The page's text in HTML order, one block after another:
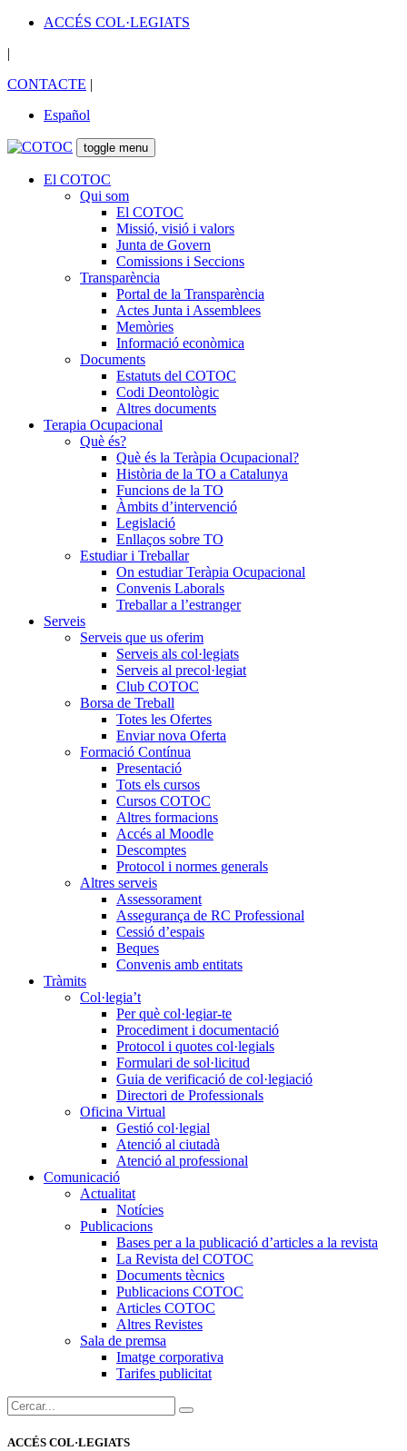
ACCÉS COL·LEGIATS
|
CONTACTE |
Español
toggle menu
El COTOC
Qui som
El COTOC
Missió, visió i valors
Junta de Govern
Comissions i Seccions
Transparència
Portal de la Transparència
Actes Junta i Assemblees
Memòries
Informació econòmica
Documents
Estatuts del COTOC
Codi Deontològic
Altres documents
Terapia Ocupacional
Què és?
Què és la Teràpia Ocupacional?
Història de la TO a Catalunya
Funcions de la TO
Àmbits d’intervenció
Legislació
Enllaços sobre TO
Estudiar i Treballar
On estudiar Teràpia Ocupacional
Convenis Laborals
Treballar a l’estranger
Serveis
Serveis que us oferim
Serveis als col·legiats
Serveis al precol·legiat
Club COTOC
Borsa de Treball
Totes les Ofertes
Enviar nova Oferta
Formació Contínua
Presentació
Tots els cursos
Cursos COTOC
Altres formacions
Accés al Moodle
Descomptes
Protocol i normes generals
Altres serveis
Assessorament
Assegurança de RC Professional
Cessió d’espais
Beques
Convenis amb entitats
Tràmits
Col·legia’t
Per què col·legiar-te
Procediment i documentació
Protocol i quotes col·legials
Formulari de sol·licitud
Guia de verificació de col·legiació
Directori de Professionals
Oficina Virtual
Gestió col·legial
Atenció al ciutadà
Atenció al professional
Comunicació
Actualitat
Notícies
Publicacions
Bases per a la publicació d’articles a la revista
La Revista del COTOC
Documents tècnics
Publicacions COTOC
Articles COTOC
Altres Revistes
Sala de premsa
Imatge corporativa
Tarifes publicitat
Cercar:
ACCÉS COL·LEGIATS